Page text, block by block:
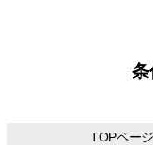
条
TOPペー